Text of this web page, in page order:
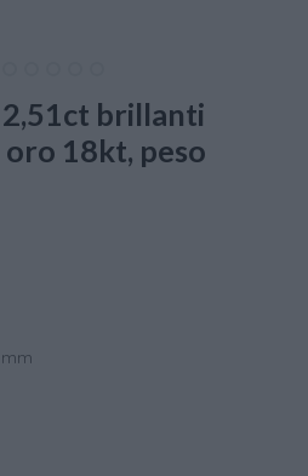
brillanti
oro 18kt, peso